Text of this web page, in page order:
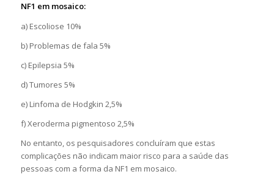
NF1 em mosaico:
a) Escoliose 10%
b) Problemas de fala 5%
c) Epilepsia 5%
d) Tumores 5%
e) Linfoma de Hodgkin 2,5%
f) Xeroderma pigmentoso 2,5%
No entanto, os pesquisadores concluíram que estas
complicações não indicam maior risco para a saúde das
pessoas com a forma da NF1 em mosaico.